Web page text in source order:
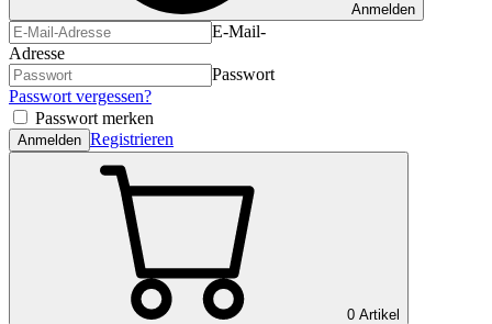
Anmelden
E-Mail-
Adresse
Passwort
Passwort vergessen?
Passwort merken
Anmelden Registrieren
0 Artikel